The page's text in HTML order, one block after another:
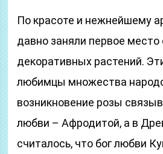
По красоте и нежнейшему
давно заняли первое место
декоративных растений.
любимцы множества
возникновение розы
любви – Афродитой, а в
считалось, что бог любви